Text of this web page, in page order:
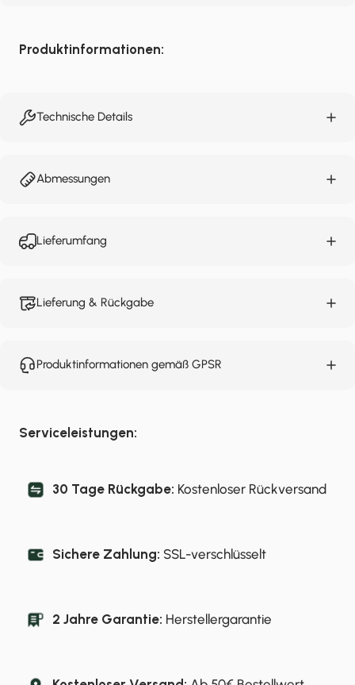
Produktinformationen:
Technische Details
Abmessungen
Lieferumfang
Lieferung & Rückgabe
Produktinformationen gemäß GPSR
Serviceleistungen:
30 Tage Rückgabe: Kostenloser Rückversand
Sichere Zahlung: SSL-verschlüsselt
2 Jahre Garantie: Herstellergarantie